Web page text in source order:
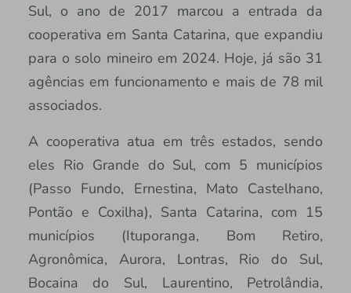
Sul, o ano de 2017 marcou a entrada da
cooperativa em Santa Catarina, que expandiu
para o solo mineiro em 2024. Hoje, já são 31
agências em funcionamento e mais de 78 mil
associados.
A cooperativa atua em três estados, sendo
eles Rio Grande do Sul, com 5 municípios
(Passo Fundo, Ernestina, Mato Castelhano,
Pontão e Coxilha), Santa Catarina, com 15
municípios (Ituporanga, Bom Retiro,
Agronômica, Aurora, Lontras, Rio do Sul,
Bocaina do Sul, Laurentino, Petrolândia,